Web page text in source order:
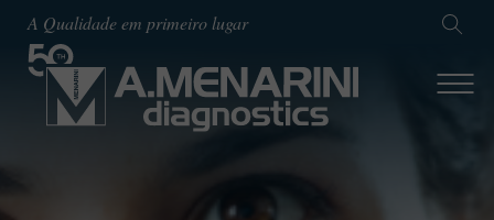
A Qualidade em primeiro lugar